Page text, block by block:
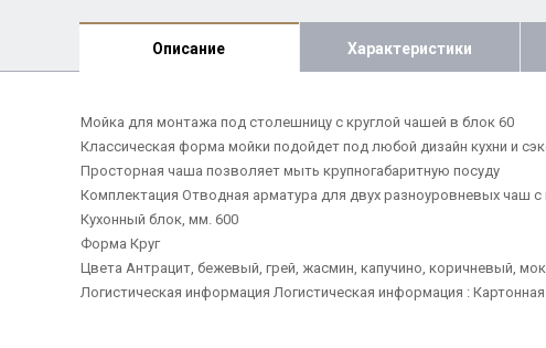
Описание Характеристики
Мойка для монтажа под столешницу с круглой чашей в блок 60
Классическая форма мойки подойдет под любой дизайн кухни и
Просторная чаша позволяет мыть крупногабаритную посуду
Комплектация Отводная арматура для двух разноуровневых чаш
Кухонный блок, мм. 600
Форма Круг
Цвета Антрацит, бежевый, грей, жасмин, капучино, коричневый,
Логистическая информация Логистическая информация :